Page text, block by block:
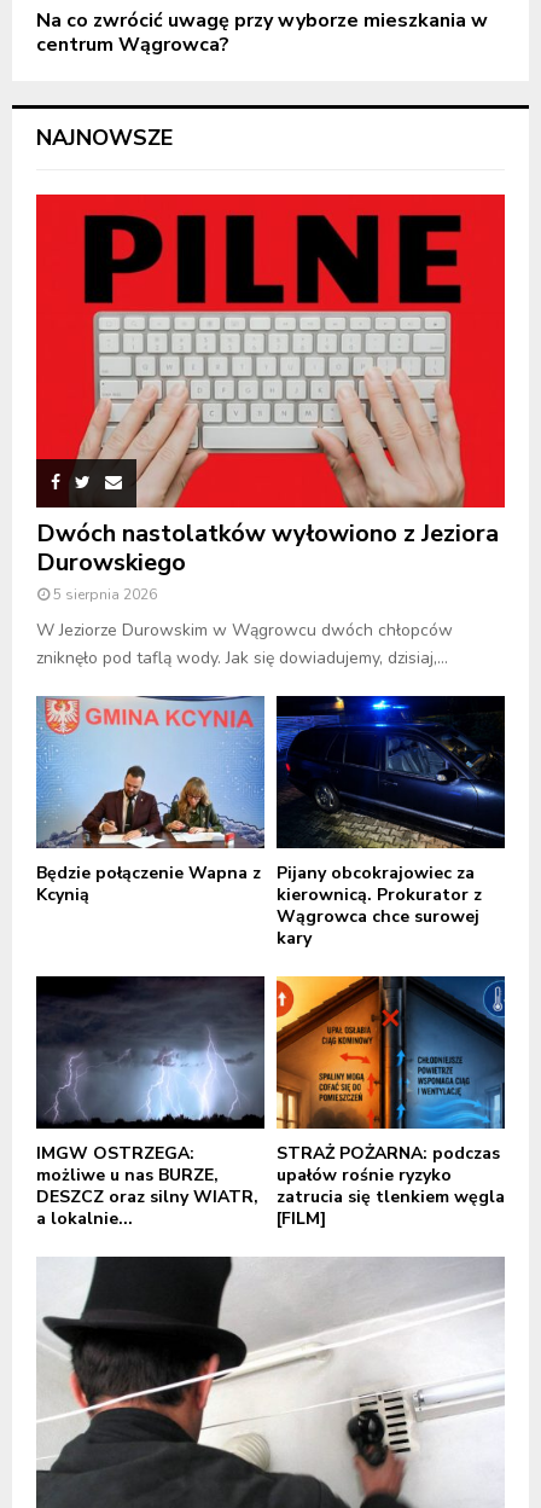
Na co zwrócić uwagę przy wyborze mieszkania w
centrum Wągrowca?
NAJNOWSZE
Dwóch nastolatków wyłowiono z Jeziora
Durowskiego
5 sierpnia 2026
W Jeziorze Durowskim w Wągrowcu dwóch chłopców
zniknęło pod taflą wody. Jak się dowiadujemy, dzisiaj,...
Będzie połączenie Wapna z
Kcynią
Pijany obcokrajowiec za
kierownicą. Prokurator z
Wągrowca chce surowej
kary
IMGW OSTRZEGA:
możliwe u nas BURZE,
DESZCZ oraz silny WIATR,
a lokalnie...
STRAŻ POŻARNA: podczas
upałów rośnie ryzyko
zatrucia się tlenkiem węgla
[FILM]